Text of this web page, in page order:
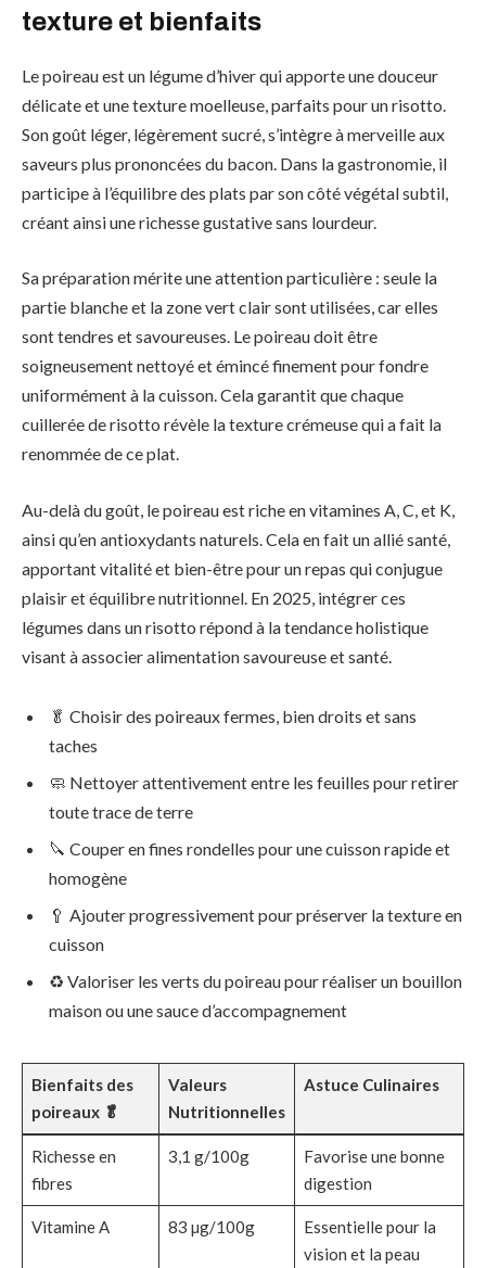
texture et bienfaits
Le poireau est un légume d’hiver qui apporte une douceur
délicate et une texture moelleuse, parfaits pour un risotto.
Son goût léger, légèrement sucré, s’intègre à merveille aux
saveurs plus prononcées du bacon. Dans la gastronomie, il
participe à l’équilibre des plats par son côté végétal subtil,
créant ainsi une richesse gustative sans lourdeur.
Sa préparation mérite une attention particulière : seule la
partie blanche et la zone vert clair sont utilisées, car elles
sont tendres et savoureuses. Le poireau doit être
soigneusement nettoyé et émincé finement pour fondre
uniformément à la cuisson. Cela garantit que chaque
cuillerée de risotto révèle la texture crémeuse qui a fait la
renommée de ce plat.
Au-delà du goût, le poireau est riche en vitamines A, C, et K,
ainsi qu’en antioxydants naturels. Cela en fait un allié santé,
apportant vitalité et bien-être pour un repas qui conjugue
plaisir et équilibre nutritionnel. En 2025, intégrer ces
légumes dans un risotto répond à la tendance holistique
visant à associer alimentation savoureuse et santé.
🥬 Choisir des poireaux fermes, bien droits et sans
taches
🧼 Nettoyer attentivement entre les feuilles pour retirer
toute trace de terre
🔪 Couper en fines rondelles pour une cuisson rapide et
homogène
🥄 Ajouter progressivement pour préserver la texture en
cuisson
♻ Valoriser les verts du poireau pour réaliser un bouillon
maison ou une sauce d’accompagnement
Bienfaits des
poireaux 🥬
Valeurs
Nutritionnelles
Astuce Culinaires
Richesse en
fibres
3,1 g/100g
Favorise une bonne
digestion
Vitamine A 83 µg/100g
Essentielle pour la
vision et la peau